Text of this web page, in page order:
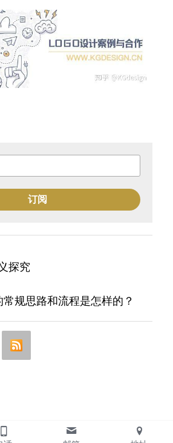
订阅
探究
规思路和流程是怎样的？